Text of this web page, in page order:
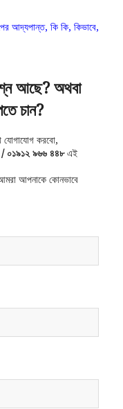
আদ্যপান্ত, কি কি, কিভাবে,
আছে? অথবা
চান?
যোগাযোগ করবো,
০১৯১২ ৯৬৬ ৪৪৮এই
আপনাকে কোনভাবে